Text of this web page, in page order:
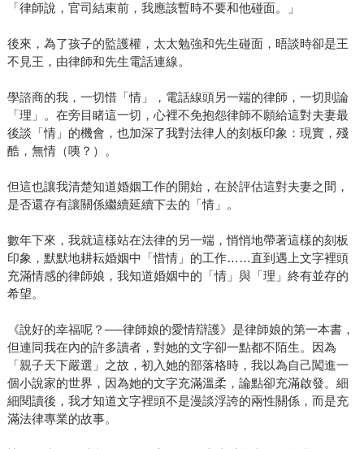
「律師說，官司結束前，我應該暫時不要和他碰面。」
後來，為了孩子的監護權，太太勉強和先生碰面，晤談時卻是王
不見王，由律師和先生電話連線。
學諮商的我，一切惜「情」，電話線頭另一端的律師，一切則論
「理」。在旁目睹這一切，心裡不免抱怨律師不願給這對夫妻最
後談「情」的機會，也加深了我對法律人的刻板印象：現實，殘
酷，無情（咦？）。
但這也讓我清楚知道婚姻工作的開始，在於評估這對夫妻之間，
是否還存有讓關係繼續延續下去的「情」。
數年下來，我就這樣站在法律的另一端，悄悄地帶著這樣的刻板
印象，默默地耕耘婚姻中「惜情」的工作……直到遇上文字裡頭
充滿情感的律師娘，我知道婚姻中的「情」與「理」終有並存的
希望。
《說好的幸福呢？──律師娘的愛情辯護》是律師娘的第一本書，
但連同我在內的許多讀者，對她的文字卻一點都不陌生。因為
「親子天下嚴選」之故，初入她的部落格時，我以為自己闖進一
個小說家的世界，因為她的文字充滿溫柔，論點卻充滿啟發。細
細閱讀後，我才知道文字裡頭不是漫談浮誇的兩性關係，而是充
滿法律專業的故事。